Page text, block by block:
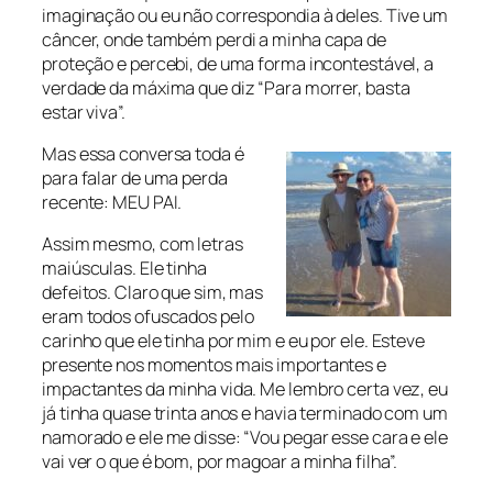
imaginação ou eu não correspondia à deles. Tive um
câncer, onde também perdi a minha capa de
proteção e percebi, de uma forma incontestável, a
verdade da máxima que diz “Para morrer, basta
estar viva”.
Mas essa conversa toda é
para falar de uma perda
recente: MEU PAI.
Assim mesmo, com letras
maiúsculas. Ele tinha
defeitos. Claro que sim, mas
eram todos ofuscados pelo
carinho que ele tinha por mim e eu por ele. Esteve
presente nos momentos mais importantes e
impactantes da minha vida. Me lembro certa vez, eu
já tinha quase trinta anos e havia terminado com um
namorado e ele me disse: “Vou pegar esse cara e ele
vai ver o que é bom, por magoar a minha filha”.